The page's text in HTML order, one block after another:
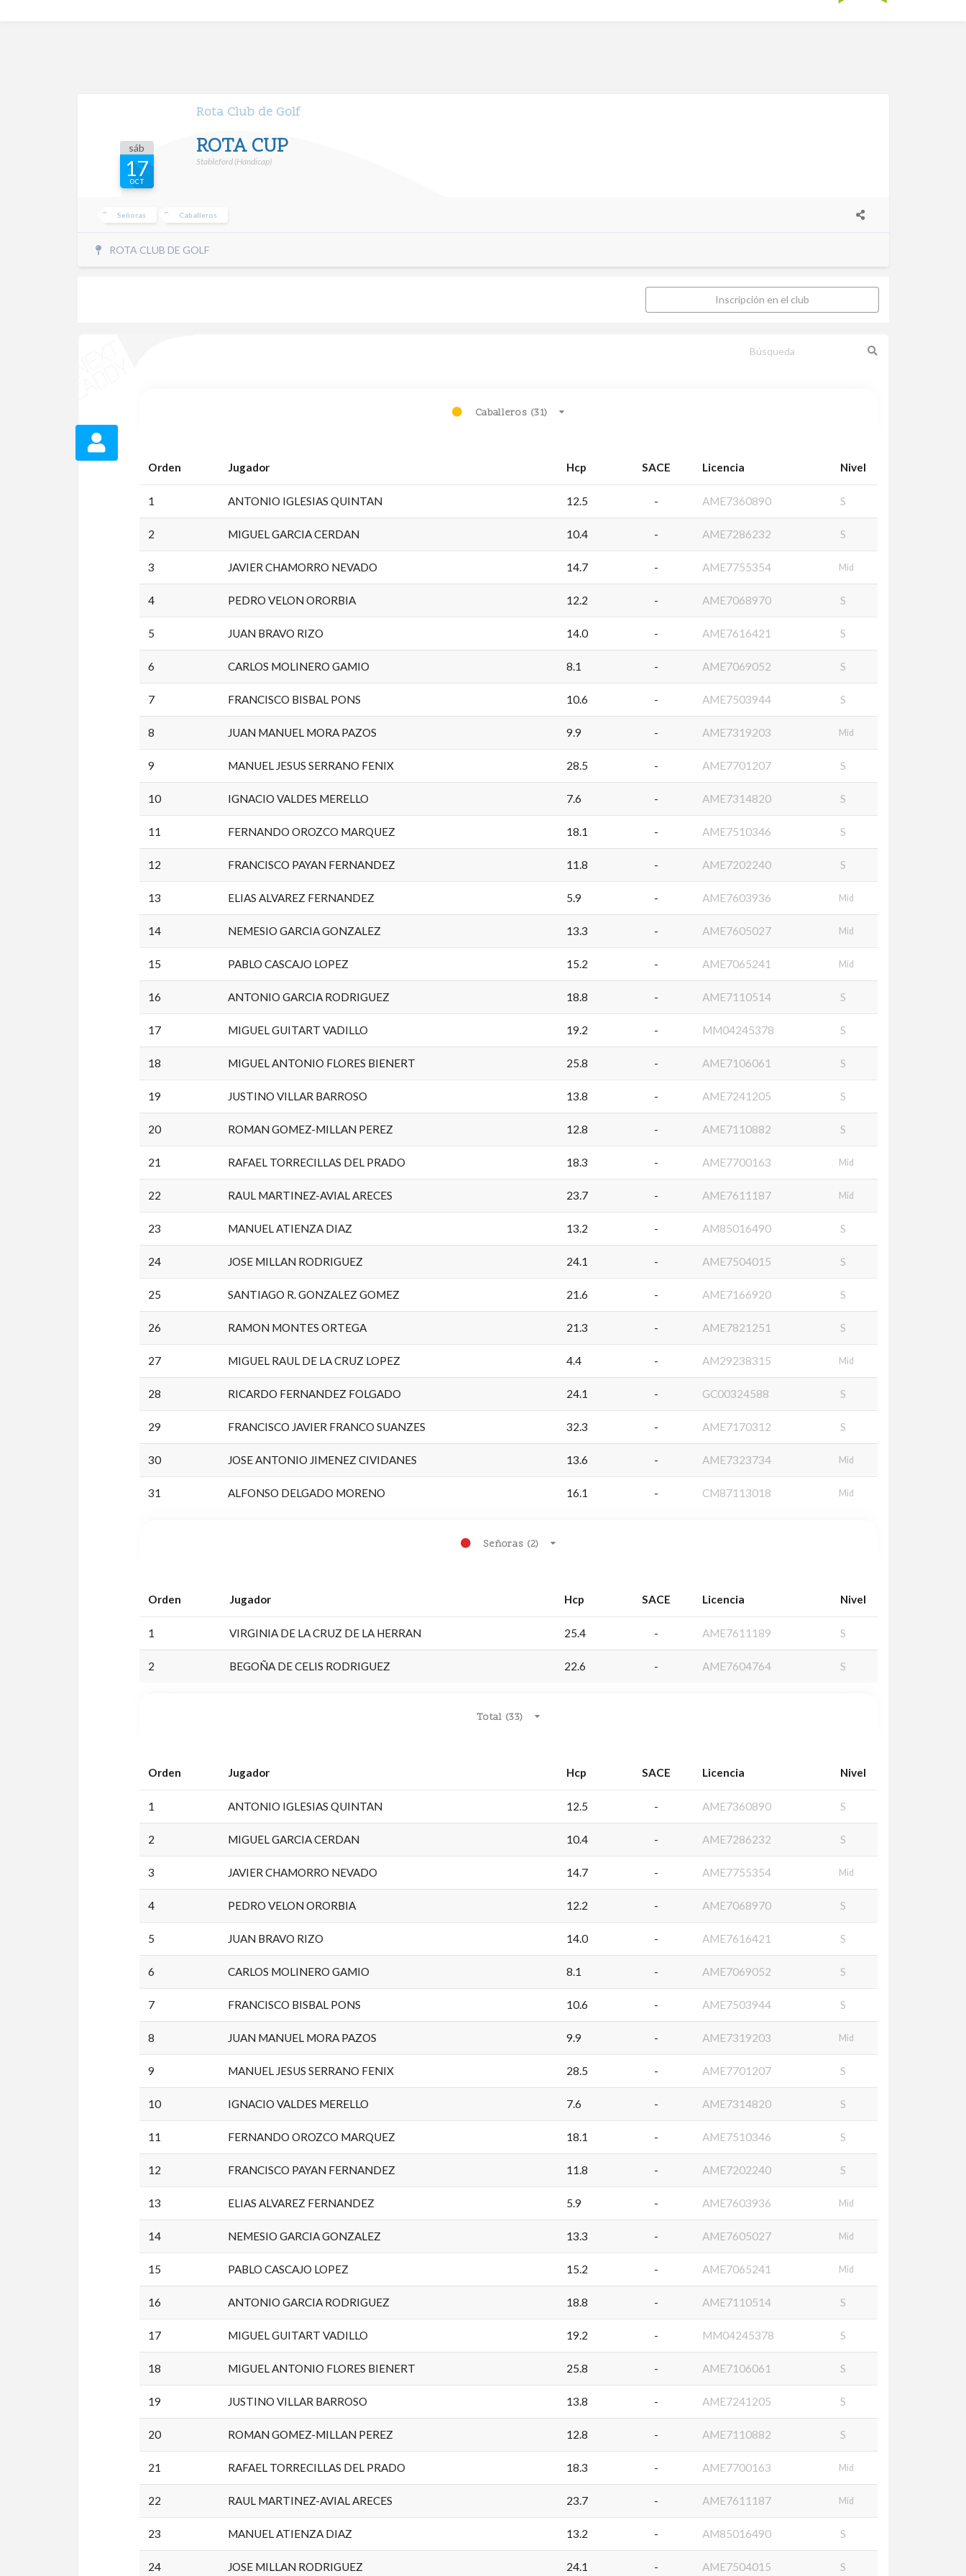
Rota Club de Golf
sáb
17
OCT
ROTA CUP
Stableford (Handicap)
Señoras Caballeros
ROTA CLUB DE GOLF
Inscripción en el club
Caballeros (31)
Orden Jugador Hcp SACE Licencia Nivel
1 ANTONIO IGLESIAS QUINTAN 12.5 - AME7360890 S
2 MIGUEL GARCIA CERDAN 10.4 - AME7286232 S
3 JAVIER CHAMORRO NEVADO 14.7 - AME7755354 Mid
4 PEDRO VELON ORORBIA 12.2 - AME7068970 S
5 JUAN BRAVO RIZO 14.0 - AME7616421 S
6 CARLOS MOLINERO GAMIO 8.1 - AME7069052 S
7 FRANCISCO BISBAL PONS 10.6 - AME7503944 S
8 JUAN MANUEL MORA PAZOS 9.9 - AME7319203 Mid
9 MANUEL JESUS SERRANO FENIX 28.5 - AME7701207 S
10 IGNACIO VALDES MERELLO 7.6 - AME7314820 S
11 FERNANDO OROZCO MARQUEZ 18.1 - AME7510346 S
12 FRANCISCO PAYAN FERNANDEZ 11.8 - AME7202240 S
13 ELIAS ALVAREZ FERNANDEZ 5.9 - AME7603936 Mid
14 NEMESIO GARCIA GONZALEZ 13.3 - AME7605027 Mid
15 PABLO CASCAJO LOPEZ 15.2 - AME7065241 Mid
16 ANTONIO GARCIA RODRIGUEZ 18.8 - AME7110514 S
17 MIGUEL GUITART VADILLO 19.2 - MM04245378 S
18 MIGUEL ANTONIO FLORES BIENERT 25.8 - AME7106061 S
19 JUSTINO VILLAR BARROSO 13.8 - AME7241205 S
20 ROMAN GOMEZ-MILLAN PEREZ 12.8 - AME7110882 S
21 RAFAEL TORRECILLAS DEL PRADO 18.3 - AME7700163 Mid
22 RAUL MARTINEZ-AVIAL ARECES 23.7 - AME7611187 Mid
23 MANUEL ATIENZA DIAZ 13.2 - AM85016490 S
24 JOSE MILLAN RODRIGUEZ 24.1 - AME7504015 S
25 SANTIAGO R. GONZALEZ GOMEZ 21.6 - AME7166920 S
26 RAMON MONTES ORTEGA 21.3 - AME7821251 S
27 MIGUEL RAUL DE LA CRUZ LOPEZ 4.4 - AM29238315 Mid
28 RICARDO FERNANDEZ FOLGADO 24.1 - GC00324588 S
29 FRANCISCO JAVIER FRANCO SUANZES 32.3 - AME7170312 S
30 JOSE ANTONIO JIMENEZ CIVIDANES 13.6 - AME7323734 Mid
31 ALFONSO DELGADO MORENO 16.1 - CM87113018 Mid
Señoras (2)
Orden Jugador Hcp SACE Licencia Nivel
1 VIRGINIA DE LA CRUZ DE LA HERRAN 25.4 - AME7611189 S
2 BEGOÑA DE CELIS RODRIGUEZ 22.6 - AME7604764 S
Total (33)
Orden Jugador Hcp SACE Licencia Nivel
1 ANTONIO IGLESIAS QUINTAN 12.5 - AME7360890 S
2 MIGUEL GARCIA CERDAN 10.4 - AME7286232 S
3 JAVIER CHAMORRO NEVADO 14.7 - AME7755354 Mid
4 PEDRO VELON ORORBIA 12.2 - AME7068970 S
5 JUAN BRAVO RIZO 14.0 - AME7616421 S
6 CARLOS MOLINERO GAMIO 8.1 - AME7069052 S
7 FRANCISCO BISBAL PONS 10.6 - AME7503944 S
8 JUAN MANUEL MORA PAZOS 9.9 - AME7319203 Mid
9 MANUEL JESUS SERRANO FENIX 28.5 - AME7701207 S
10 IGNACIO VALDES MERELLO 7.6 - AME7314820 S
11 FERNANDO OROZCO MARQUEZ 18.1 - AME7510346 S
12 FRANCISCO PAYAN FERNANDEZ 11.8 - AME7202240 S
13 ELIAS ALVAREZ FERNANDEZ 5.9 - AME7603936 Mid
14 NEMESIO GARCIA GONZALEZ 13.3 - AME7605027 Mid
15 PABLO CASCAJO LOPEZ 15.2 - AME7065241 Mid
16 ANTONIO GARCIA RODRIGUEZ 18.8 - AME7110514 S
17 MIGUEL GUITART VADILLO 19.2 - MM04245378 S
18 MIGUEL ANTONIO FLORES BIENERT 25.8 - AME7106061 S
19 JUSTINO VILLAR BARROSO 13.8 - AME7241205 S
20 ROMAN GOMEZ-MILLAN PEREZ 12.8 - AME7110882 S
21 RAFAEL TORRECILLAS DEL PRADO 18.3 - AME7700163 Mid
22 RAUL MARTINEZ-AVIAL ARECES 23.7 - AME7611187 Mid
23 MANUEL ATIENZA DIAZ 13.2 - AM85016490 S
24 JOSE MILLAN RODRIGUEZ 24.1 - AME7504015 S